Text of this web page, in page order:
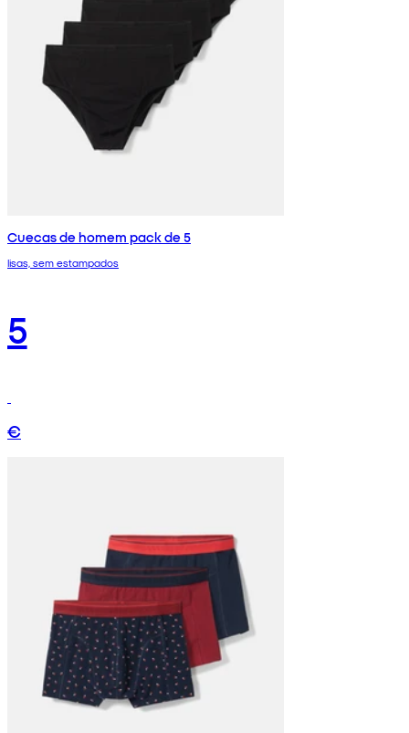
Cuecas de homem pack de 5
lisas, sem estampados
5
€